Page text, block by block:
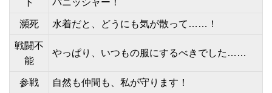
ト
パニッシャー！
瀕死 水着だと、どうにも気が散って……！
戦闘不
能
やっぱり、いつもの服にするべきでした……
参戦 自然も仲間も、私が守ります！